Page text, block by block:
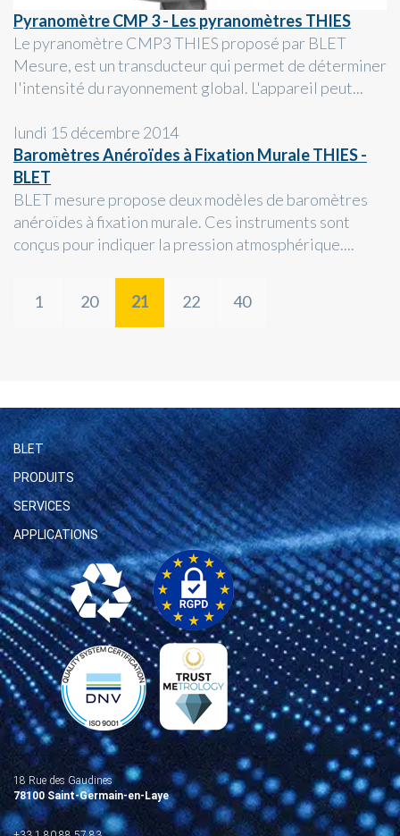
Pyranomètre CMP 3 - Les pyranomètres THIES
Le pyranomètre CMP3 THIES proposé par BLET
Mesure, est un transducteur qui permet de déterminer
l'intensité du rayonnement global. L'appareil peut...
lundi 15 décembre 2014
Baromètres Anéroïdes à Fixation Murale THIES -
BLET
BLET mesure propose deux modèles de baromètres
anéroïdes à fixation murale. Ces instruments sont
conçus pour indiquer la pression atmosphérique....
1 20 21 22 40
BLET
PRODUITS
SERVICES
APPLICATIONS
18 Rue des Gaudines
78100 Saint-Germain-en-Laye